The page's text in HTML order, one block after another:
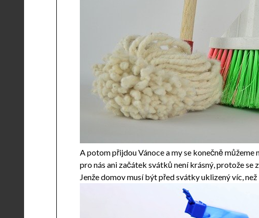
A potom přijdou Vánoce a my se konečně
pro nás ani začátek svátků není krásný, protože se
Jenže domov musí být před svátky uklizený víc,